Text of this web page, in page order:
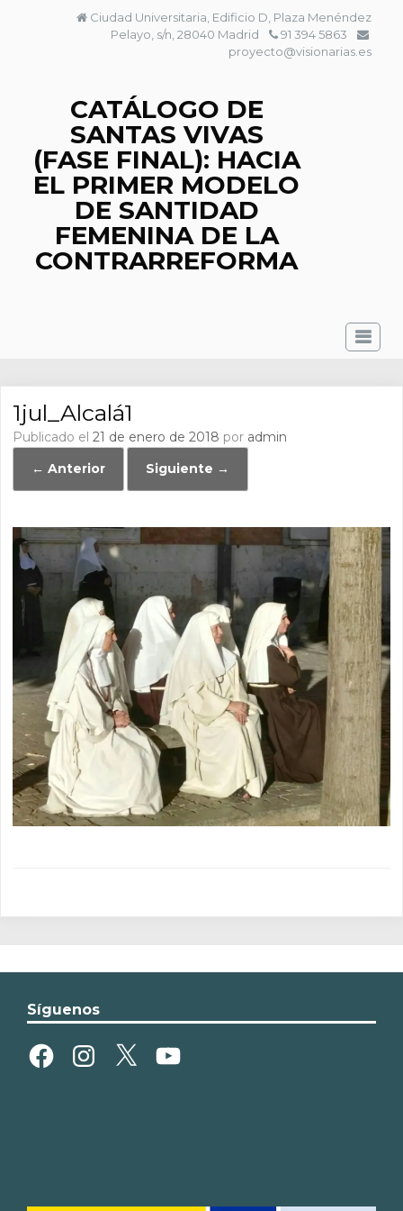
Ciudad Universitaria, Edificio D, Plaza Menéndez
Pelayo, s/n, 28040 Madrid
91 394 5863
proyecto@visionarias.es
CATÁLOGO DE
SANTAS VIVAS
(FASE FINAL): HACIA
EL PRIMER MODELO
DE SANTIDAD
FEMENINA DE LA
CONTRARREFORMA
1jul_Alcalá1
Publicado el21 de enero de 2018 por admin
← Anterior
Siguiente →
Síguenos
FacebookInstagram
X YouTube